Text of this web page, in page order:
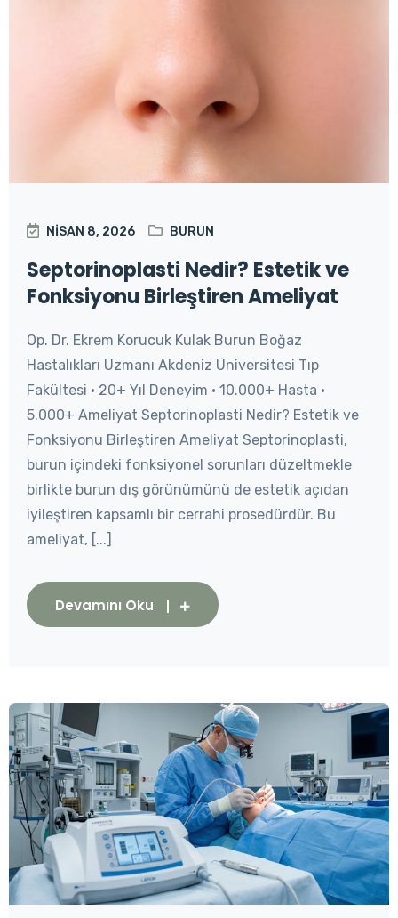
NISAN 8, 2026 BURUN
Septorinoplasti Nedir? Estetik ve
Fonksiyonu Birleştiren Ameliyat
Op. Dr. Ekrem Korucuk Kulak Burun Boğaz
Hastalıkları Uzmanı Akdeniz Üniversitesi Tıp
Fakültesi • 20+ Yıl Deneyim • 10.000+ Hasta •
5.000+ Ameliyat Septorinoplasti Nedir? Estetik ve
Fonksiyonu Birleştiren Ameliyat Septorinoplasti,
burun içindeki fonksiyonel sorunları düzeltmekle
birlikte burun dış görünümünü de estetik açıdan
iyileştiren kapsamlı bir cerrahi prosedürdür. Bu
ameliyat, [...]
Devamını Oku